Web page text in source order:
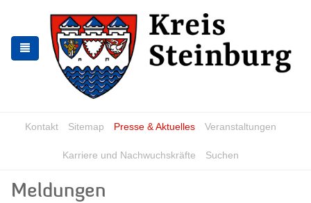
springen
springen
Kontakt Sitemap Presse & Aktuelles Veranstaltungen
Karriere und Nachwuchskräfte Suchen
Meldungen